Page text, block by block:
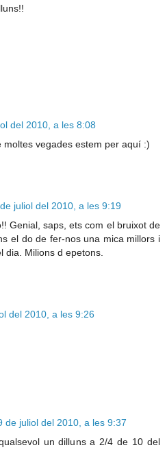
del 2010, a les 8:08
moltes vegades estem per aquí :)
juliol del 2010, a les 9:19
Genial, saps, ets com el bruixot de
el do de fer-nos una mica millors i
dia. Milions d epetons.
del 2010, a les 9:26
de juliol del 2010, a les 9:37
un dilluns a 2/4 de 10 del